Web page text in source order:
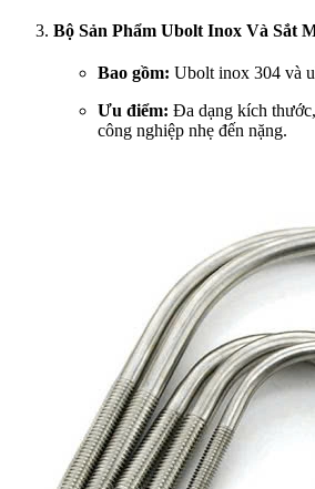
Bộ Sản Phẩm Ubolt Inox Và Sắt
Bao gồm: Ubolt inox 304 và
Ưu điểm: Đa dạng kích
công nghiệp nhẹ đến nặng.